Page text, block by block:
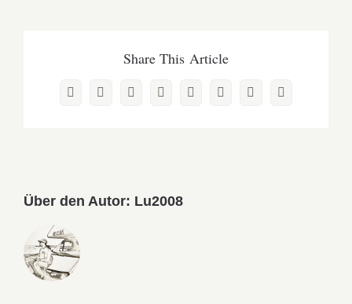
Share This Article
Facebook
X RedditLinkedInWhatsAppPinterest
Vk
E-
Über den Autor: Lu2008